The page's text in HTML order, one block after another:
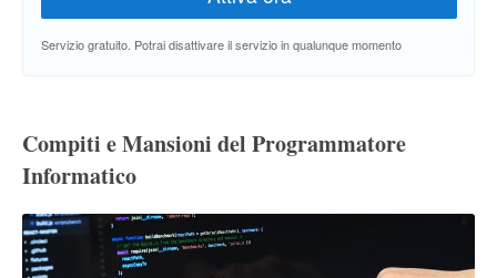
Servizio gratuito. Potrai disattivare il servizio in qualunque momento
Compiti e Mansioni del Programmatore
Informatico